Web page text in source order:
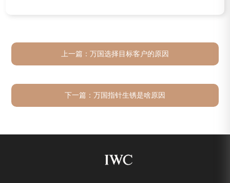
上一篇： 万国选择目标客户的原因
下一篇： 万国指针生锈是啥原因